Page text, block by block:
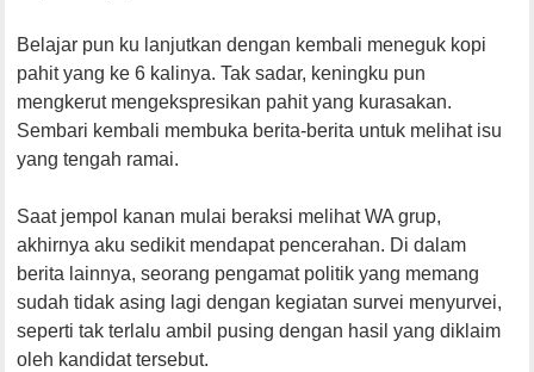
Belajar pun ku lanjutkan dengan kembali meneguk kopi
pahit yang ke 6 kalinya. Tak sadar, keningku pun
mengkerut mengekspresikan pahit yang kurasakan.
Sembari kembali membuka berita-berita untuk melihat isu
yang tengah ramai.
Saat jempol kanan mulai beraksi melihat WA grup,
akhirnya aku sedikit mendapat pencerahan. Di dalam
berita lainnya, seorang pengamat politik yang memang
sudah tidak asing lagi dengan kegiatan survei menyurvei,
seperti tak terlalu ambil pusing dengan hasil yang diklaim
oleh kandidat tersebut.